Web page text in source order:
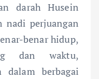
darah Husein
nadi perjuangan
benar hidup,
dan waktu,
dalam berbagai